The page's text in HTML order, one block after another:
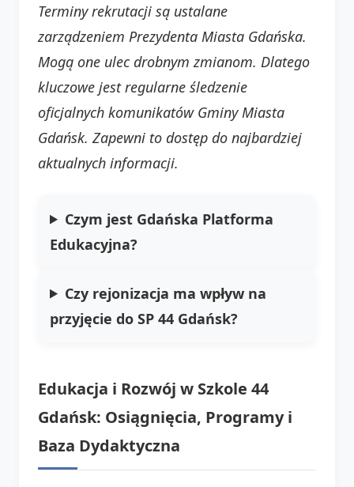
Terminy rekrutacji są ustalane
zarządzeniem Prezydenta Miasta Gdańska.
Mogą one ulec drobnym zmianom. Dlatego
kluczowe jest regularne śledzenie
oficjalnych komunikatów Gminy Miasta
Gdańsk. Zapewni to dostęp do najbardziej
aktualnych informacji.
Czym jest Gdańska Platforma
Edukacyjna?
Czy rejonizacja ma wpływ na
przyjęcie do SP 44 Gdańsk?
Edukacja i Rozwój w Szkole 44
Gdańsk: Osiągnięcia, Programy i
Baza Dydaktyczna